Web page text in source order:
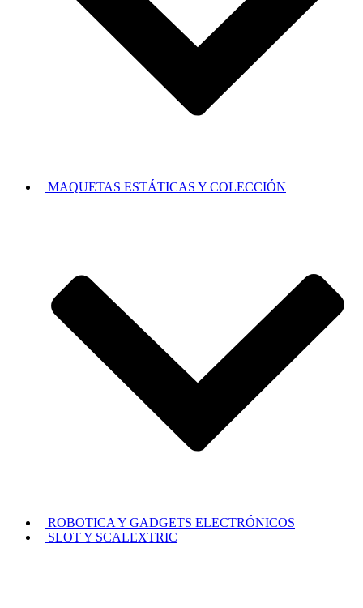
MAQUETAS ESTÁTICAS Y COLECCIÓN
ROBOTICA Y GADGETS ELECTRÓNICOS
SLOT Y SCALEXTRIC